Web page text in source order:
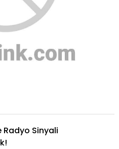
Radyo Sinyali